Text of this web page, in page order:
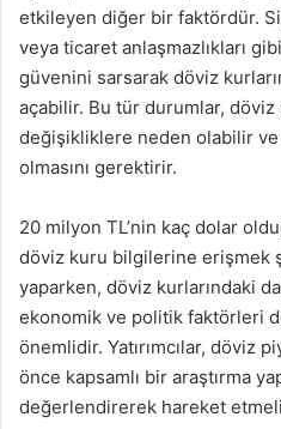
etkileyen diğer bir faktördür.
veya ticaret anlaşmazlıkları
güvenini sarsarak döviz
açabilir. Bu tür durumlar, döviz
değişikliklere neden olabilir ve
olmasını gerektirir.
20 milyon TL’nin kaç dolar
döviz kuru bilgilerine erişmek
yaparken, döviz kurlarındaki
ekonomik ve politik faktörleri
önemlidir. Yatırımcılar, döviz
önce kapsamlı bir araştırma
değerlendirerek hareket